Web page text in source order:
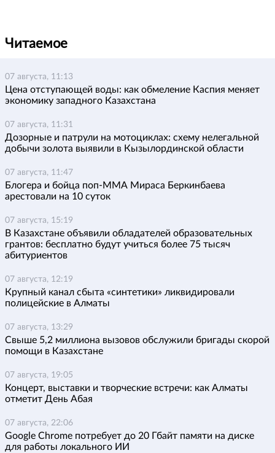
Читаемое
07 августа, 11:13
Цена отступающей воды: как обмеление Каспия меняет
экономику западного Казахстана
07 августа, 11:31
Дозорные и патрули на мотоциклах: схему нелегальной
добычи золота выявили в Кызылординской области
07 августа, 11:47
Блогера и бойца поп-ММА Мираса Беркинбаева
арестовали на 10 суток
07 августа, 15:19
В Казахстане объявили обладателей образовательных
грантов: бесплатно будут учиться более 75 тысяч
абитуриентов
07 августа, 12:19
Крупный канал сбыта «синтетики» ликвидировали
полицейские в Алматы
07 августа, 13:29
Свыше 5,2 миллиона вызовов обслужили бригады скорой
помощи в Казахстане
07 августа, 19:05
Концерт, выставки и творческие встречи: как Алматы
отметит День Абая
07 августа, 22:06
Google Chrome потребует до 20 Гбайт памяти на диске
для работы локального ИИ